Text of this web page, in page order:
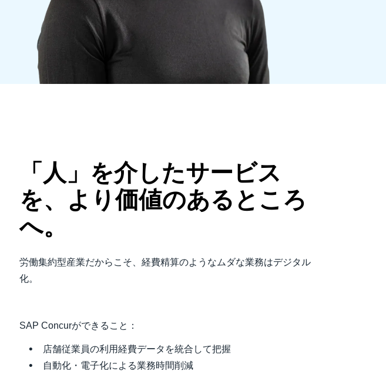
Norway (English)
「人」を介したサービス
を、より価値のあるところ
へ。
労働集約型産業だからこそ、経費精算のようなムダな業務はデジタル
化。
SAP Concurができること：
店舗従業員の利用経費データを統合して把握
自動化・電子化による業務時間削減